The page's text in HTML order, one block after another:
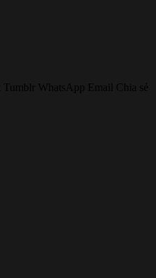
Tumblr WhatsApp Email
Chia sẻ